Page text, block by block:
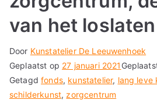
van het loslaten
Door Kunstatelier De Leeuwenhoek
Geplaatst op 27 januari 2021
Getagdfonds, kunstatelier, lang leve
schilderkunst, zorgcentrum